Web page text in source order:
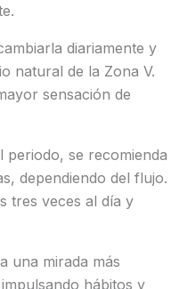
diariamente y
natural de la Zona V.
sensación de
periodo, se recomienda
dependiendo del flujo.
tres veces al día y
una mirada más
hábitos y